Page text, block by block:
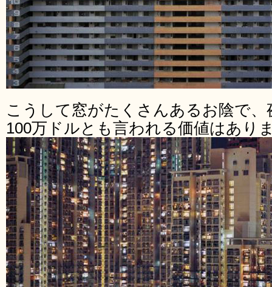
こうして窓がたくさんあるお陰で
100万ドルとも言われる価値はあり